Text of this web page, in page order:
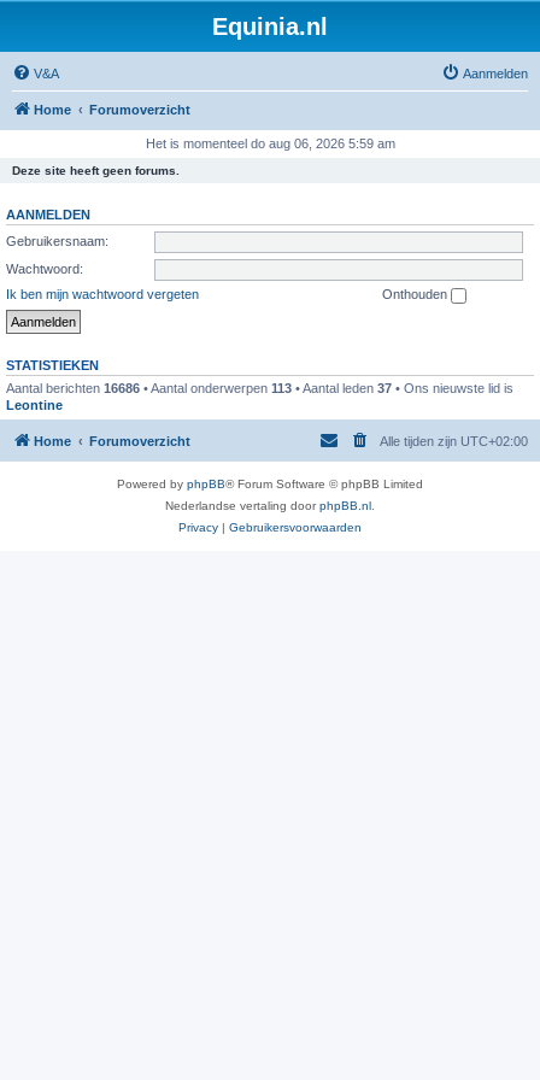
Equinia.nl
V&A Aanmelden
Home Forumoverzicht
Het is momenteel do aug 06, 2026 5:59 am
Deze site heeft geen forums.
AANMELDEN
Gebruikersnaam:
Wachtwoord:
Ik ben mijn wachtwoord vergeten
Onthouden
STATISTIEKEN
Aantal berichten 16686 • Aantal onderwerpen 113 • Aantal leden 37 • Ons nieuwste lid is
Leontine
Home Forumoverzicht Alle tijden zijn UTC+02:00
Powered by phpBB® Forum Software © phpBB Limited
Nederlandse vertaling doorphpBB.nl
Privacy | Gebruikersvoorwaarden